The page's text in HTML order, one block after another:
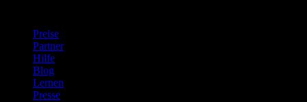
Preise
Partner
Hilfe
Blog
Lernen
Presse